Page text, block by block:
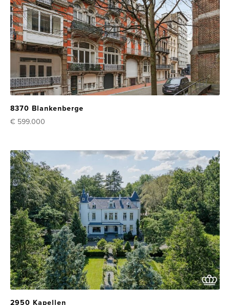
8370 Blankenberge
€ 599.000
2950 Kapellen